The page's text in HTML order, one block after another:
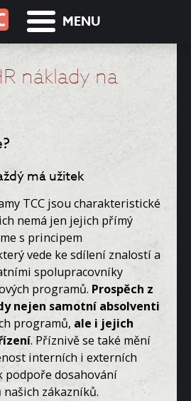
MENU
náklady na
má užitek
TCC jsou charakteristické
nemá jen jejich přímý
s principem
vede ke sdílení znalostí a
spolupracovníky
programů. Prospěch z
nejen samotní absolventi
programů, ale i jejich
. Příznivě se také mění
interních i externích
podpoře dosahování
zákazníků.